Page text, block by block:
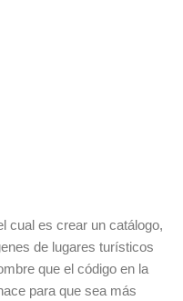
cual es crear un catálogo,
de lugares turísticos
que el código en la
para que sea más